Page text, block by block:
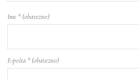
Ime * (obavezno)
E-pošta * (obavezno)